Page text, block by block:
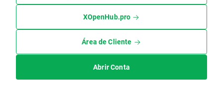
XOpenHub.pro
Área de Cliente
Abrir Conta